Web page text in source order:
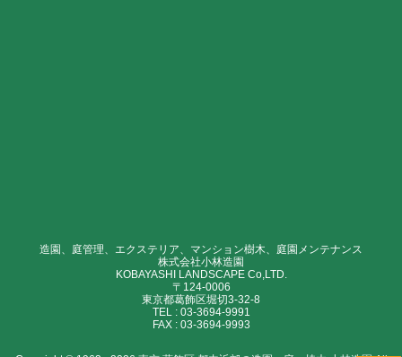
造園、庭管理、エクステリア、マンション樹木、庭園メンテナンス
株式会社小林造園
KOBAYASHI LANDSCAPE Co,LTD.
〒124-0006
東京都葛飾区堀切3-32-8
TEL : 03-3694-9991
FAX : 03-3694-9993